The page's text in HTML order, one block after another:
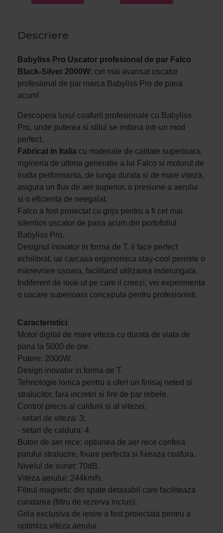
Descriere
Babyliss Pro Uscator profesional de par Falco
Black-Silver 2000W: cel mai avansat uscator
profesional de par marca Babyliss Pro de pana
acum!
Descopera luxul coafurii profesionale cu Babyliss
Pro, unde puterea si stilul se imbina intr-un mod
perfect.
Fabricat in Italia cu materiale de calitate superioara,
ingineria de ultima generatie a lui Falco si motorul de
inalta performanta, de lunga durata si de mare viteza,
asigura un flux de aer superior, o presiune a aerului
si o eficienta de neegalat.
Falco a fost proiectat cu grija pentru a fi cel mai
silentios uscator de pana acum din portofoliul
Babyliss Pro.
Designul inovator in forma de T, il face perfect
echilibrat, iar carcasa ergonomica stay-cool permite o
manevrare usoara, facilitand utilizarea indelungata.
Indiferent de look-ul pe care il creezi, vei experimenta
o uscare superioara conceputa pentru profesionisti.
Caracteristici:
Motor digital de mare viteza cu durata de viata de
pana la 5000 de ore.
Putere: 2000W.
Design inovator in forma de T.
Tehnologie ionica pentru a oferi un finisaj neted si
stralucitor, fara incretiri si fire de par rebele.
Control precis al caldurii si al vitezei:
- setari de viteza: 3;
- setari de caldura: 4.
Buton de aer rece: optiunea de aer rece confera
parului stralucire, fixare perfecta si fixeaza coafura.
Nivelul de sunet: 70dB.
Viteza aerului: 244km/h.
Filtrul magnetic din spate detasabil care faciliteaza
curatarea (filtru de rezerva inclus).
Grila exclusiva de iesire a fost proiectata pentru a
optimiza viteza aerului.